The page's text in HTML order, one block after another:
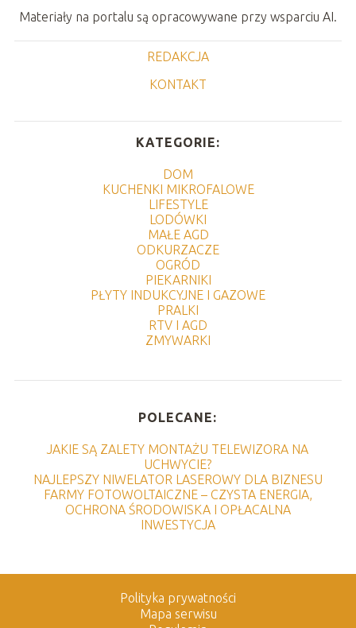
Materiały na portalu są opracowywane przy wsparciu AI.
REDAKCJA
KONTAKT
KATEGORIE:
DOM
KUCHENKI MIKROFALOWE
LIFESTYLE
LODÓWKI
MAŁE AGD
ODKURZACZE
OGRÓD
PIEKARNIKI
PŁYTY INDUKCYJNE I GAZOWE
PRALKI
RTV I AGD
ZMYWARKI
POLECANE:
JAKIE SĄ ZALETY MONTAŻU TELEWIZORA NA
UCHWYCIE?
NAJLEPSZY NIWELATOR LASEROWY DLA BIZNESU
FARMY FOTOWOLTAICZNE – CZYSTA ENERGIA,
OCHRONA ŚRODOWISKA I OPŁACALNA
INWESTYCJA
Polityka prywatności
Mapa serwisu